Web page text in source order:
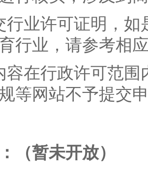
行业许可证明，
行业，请参考相
容在行政许可范
等网站不予提交
（暂未开放）